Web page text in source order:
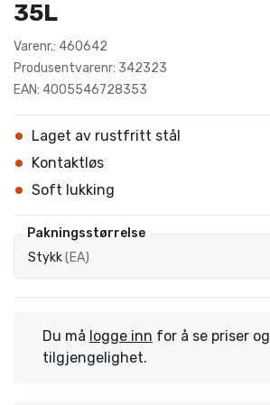
35L
Varenr.: 460642
Produsentvarenr: 342323
EAN: 4005546728353
Laget av rustfritt stål
Kontaktløs
Soft lukking
Pakningsstørrelse
Stykk(EA)
Du må logge inn for å se priser og
tilgjengelighet.